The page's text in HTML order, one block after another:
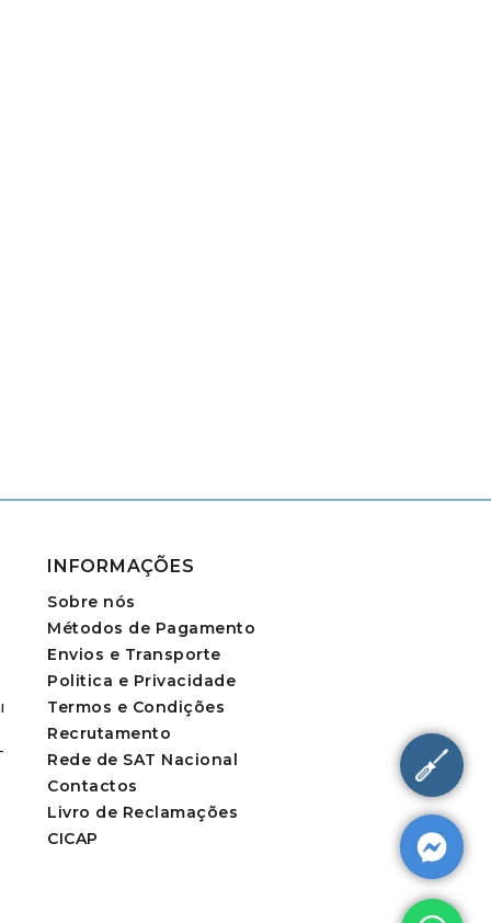
INFORMAÇÕES
Sobre nós
Métodos de Pagamento
Envios e Transporte
Politica e Privacidade
Termos e Condições
Recrutamento
Rede de SAT Nacional
Contactos
Livro de Reclamações
CICAP